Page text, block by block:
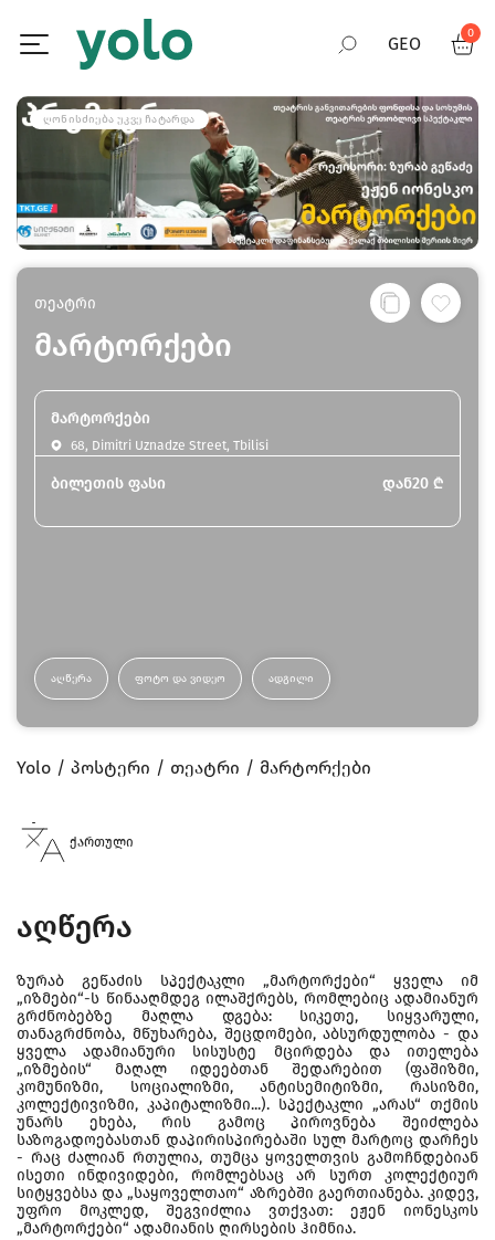
GEO
RUS
ENG
0
ᲦᲝᲜᲘᲡᲫᲘᲔᲑᲐ ᲣᲙᲕᲔ ᲩᲐᲢᲐᲠᲓᲐ
თეატრი
მარტორქები
მარტორქები
68, Dimitri Uznadze Street, Tbilisi
ბილეთის ფასი დან20 ₾
ᲐᲦᲬᲔᲠᲐ ᲤᲝᲢᲝ ᲓᲐ ᲕᲘᲓᲔᲝ ᲐᲓᲒᲘᲚᲘ
Yolo პოსტერი თეატრი მარტორქები
ქართული
აღწერა
ზურაბ გეწაძის სპექტაკლი „მარტორქები“ ყველა იმ
„იზმები“-ს წინააღმდეგ ილაშქრებს, რომლებიც ადამიანურ
გრძნობებზე მაღლა დგება: სიკეთე, სიყვარული,
თანაგრძნობა, მწუხარება, შეცდომები, აბსურდულობა - და
ყველა ადამიანური სისუსტე მცირდება და ითელება
„იზმების“ მაღალ იდეებთან შედარებით (ფაშიზმი,
კომუნიზმი, სოციალიზმი, ანტისემიტიზმი, რასიზმი,
კოლექტივიზმი, კაპიტალიზმი...). სპექტაკლი „არას“ თქმის
უნარს ეხება, რის გამოც პიროვნება შეიძლება
საზოგადოებასთან დაპირისპირებაში სულ მარტოც დარჩეს
- რაც ძალიან რთულია, თუმცა ყოველთვის გამოჩნდებიან
ისეთი ინდივიდები, რომლებსაც არ სურთ კოლექტიურ
სიტყვებსა და „საყოველთაო“ აზრებში გაერთიანება. კიდევ,
უფრო მოკლედ, შეგვიძლია ვთქვათ: ეჟენ იონესკოს
„მარტორქები“ ადამიანის ღირსების ჰიმნია.